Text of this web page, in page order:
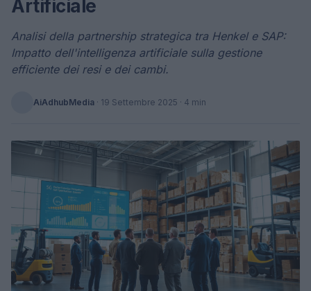
Artificiale
Analisi della partnership strategica tra Henkel e SAP:
Impatto dell'intelligenza artificiale sulla gestione
efficiente dei resi e dei cambi.
AiAdhubMedia · 19 Settembre 2025 · 4 min